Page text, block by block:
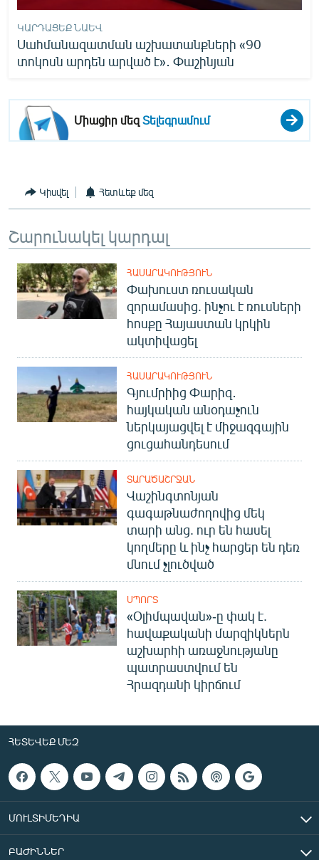
ԿԱՐԴԱՑԵՔ ՆԱԵՎ
Սահմանազատման աշխատանքների «90
տոկոսն արդեն արված է»․ Փաշինյան
Միացիր մեզՏելեգրամում
Կիսվել Հետևեք մեզ
Շարունակել կարդալ
ՀԱՍԱՐԱԿՈՒԹՅՈՒՆ
Փախուստ ռուսական
զորամասից. ինչու է ռուսների
հոսքը Հայաստան կրկին
ակտիվացել
ՀԱՍԱՐԱԿՈՒԹՅՈՒՆ
Գյումրիից Փարիզ․
հայկական անօդաչուն
ներկայացվել է միջազգային
ցուցահանդեսում
ՏԱՐԱԾԱՇՐՋԱՆ
Վաշինգտոնյան
գագաթնաժողովից մեկ
տարի անց. ուր են հասել
կողմերը և ինչ հարցեր են դեռ
մնում չլուծված
ՍՊՈՐՏ
«Օլիմպավան»-ը փակ է.
հավաքականի մարզիկներն
աշխարհի առաջնությանը
պատրաստվում են
Հրազդանի կիրճում
ՀԵՏԵՎԵՔ ՄԵԶ
ՄՈՒԼՏԻՄԵԴԻԱ
ԲԱԺԻՆՆԵՐ